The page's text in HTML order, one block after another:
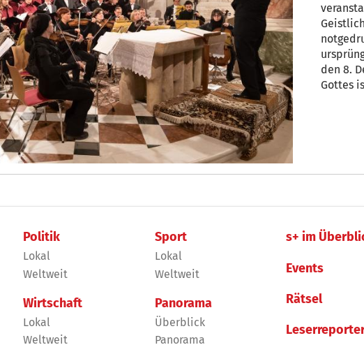
den 8.
Gottes
Politik
Lokal
Weltweit
Wirtschaft
Lokal
Weltweit
Sport
Lokal
Weltweit
Panorama
Überblick
Panorama
s+ im
Events
Rätsel